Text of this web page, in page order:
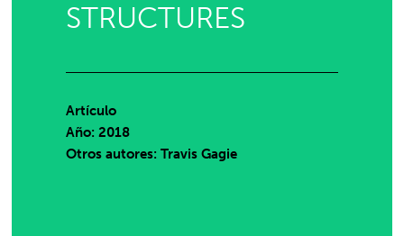
STRUCTURES
Artículo
Año: 2018
Otros autores: Travis Gagie